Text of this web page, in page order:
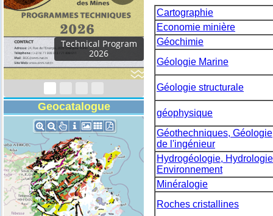
Geocatalogue
Cartographie
Economie minière
Géochimie
Géologie Marine
Géologie structurale
géophysique
Géothechniques, Géologie
de l'ingénieur
Hydrogéologie,
Environnement
Minéralogie
Roches cristallines